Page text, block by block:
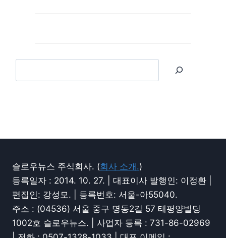
슬로우뉴스 주식회사. (회사 소개.)
등록일자 : 2014. 10. 27. | 대표이사 발행인: 이정환 |
편집인: 강성모. | 등록번호: 서울-아55040.
주소 : (04536) 서울 중구 명동2길 57 태평양빌딩
1002호 슬로우뉴스. | 사업자 등록 : 731-86-02969